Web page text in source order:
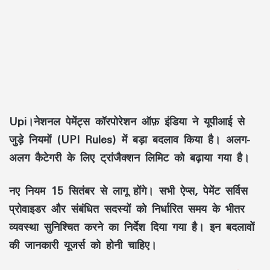
Upi।नेशनल पेमेंट्स कॉरपोरेशन ऑफ़ इंडिया ने यूपीआई से
जुड़े नियमों (UPI Rules) में बड़ा बदलाव किया है। अलग-
अलग कैटेगरी के लिए ट्रांजैक्शन लिमिट को बढ़ाया गया है।
नए नियम 15 सितंबर से लागू होंगे। सभी ऐप्स, पेमेंट सर्विस
प्रोवाइडर और संबंधित सदस्यों को निर्धारित समय के भीतर
व्यवस्था सुनिश्चित करने का निर्देश दिया गया है। इन बदलावों
की जानकारी यूजर्स को होनी चाहिए।